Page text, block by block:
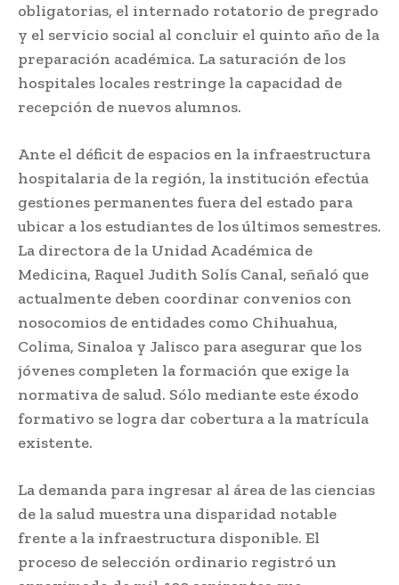
obligatorias, el internado rotatorio de pregrado
y el servicio social al concluir el quinto año de la
preparación académica. La saturación de los
hospitales locales restringe la capacidad de
recepción de nuevos alumnos.
Ante el déficit de espacios en la infraestructura
hospitalaria de la región, la institución efectúa
gestiones permanentes fuera del estado para
ubicar a los estudiantes de los últimos semestres.
La directora de la Unidad Académica de
Medicina, Raquel Judith Solís Canal, señaló que
actualmente deben coordinar convenios con
nosocomios de entidades como Chihuahua,
Colima, Sinaloa y Jalisco para asegurar que los
jóvenes completen la formación que exige la
normativa de salud. Sólo mediante este éxodo
formativo se logra dar cobertura a la matrícula
existente.
La demanda para ingresar al área de las ciencias
de la salud muestra una disparidad notable
frente a la infraestructura disponible. El
proceso de selección ordinario registró un